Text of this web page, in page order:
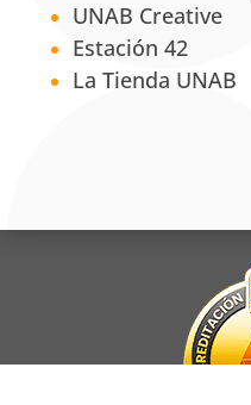
UNAB Creative
Estación 42
La Tienda UNAB